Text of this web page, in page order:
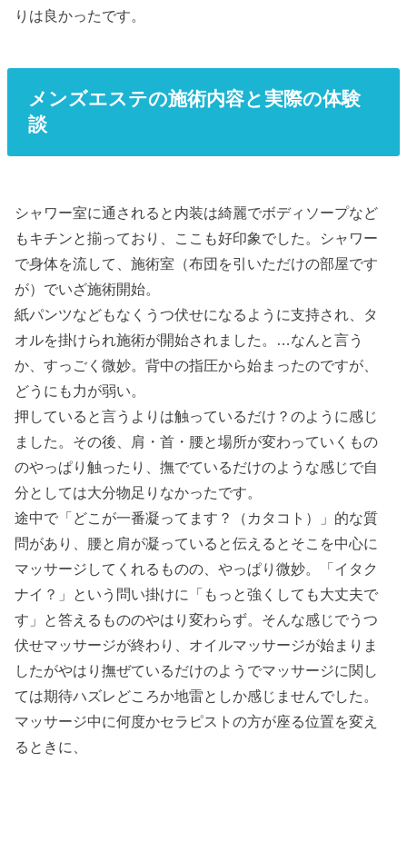
りは良かったです。
メンズエステの施術内容と実際の体験
談
シャワー室に通されると内装は綺麗でボディソープなど
もキチンと揃っており、ここも好印象でした。シャワー
で身体を流して、施術室（布団を引いただけの部屋です
が）でいざ施術開始。
紙パンツなどもなくうつ伏せになるように支持され、タ
オルを掛けられ施術が開始されました。…なんと言う
か、すっごく微妙。背中の指圧から始まったのですが、
どうにも力が弱い。
押していると言うよりは触っているだけ？のように感じ
ました。その後、肩・首・腰と場所が変わっていくもの
のやっぱり触ったり、撫でているだけのような感じで自
分としては大分物足りなかったです。
途中で「どこが一番凝ってます？（カタコト）」的な質
問があり、腰と肩が凝っていると伝えるとそこを中心に
マッサージしてくれるものの、やっぱり微妙。「イタク
ナイ？」という問い掛けに「もっと強くしても大丈夫で
す」と答えるもののやはり変わらず。そんな感じでうつ
伏せマッサージが終わり、オイルマッサージが始まりま
したがやはり撫ぜているだけのようでマッサージに関し
ては期待ハズレどころか地雷としか感じませんでした。
マッサージ中に何度かセラピストの方が座る位置を変え
るときに、